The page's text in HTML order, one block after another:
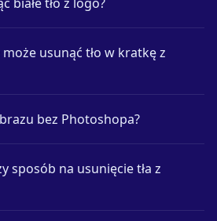
usunąć tło w kratkę z
bez Photoshopa?
sposób na usunięcie tła z